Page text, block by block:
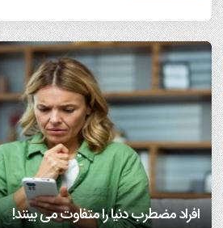
افراد مضطرب دنیا را متفاوت می بینند!
فرزندپروری با هوش مصنوعی صحیح
7 مهارتی که هم همسفر خوب
اینفوگرافیک
دانشمندان بعد از سی سال تحقیق می
ریاضی پیروی می‌کند!/ ویدئو
آیا اضطراب داشتن، ژنتیکی است؟
پاسخ می‌دهد